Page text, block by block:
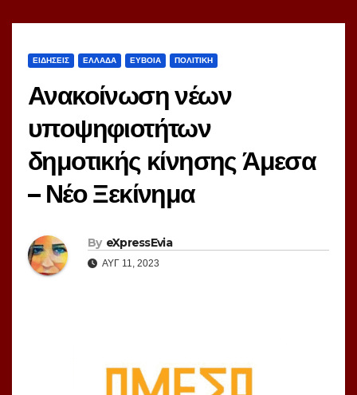
ΕΙΔΗΣΕΙΣ ΕΛΛΑΔΑ ΕΥΒΟΙΑ ΠΟΛΙΤΙΚΗ
Ανακοίνωση νέων
υποψηφιοτήτων
δημοτικής κίνησης Άμεσα
– Νέο Ξεκίνημα
By eXpressEvia
ΑΥΓ 11, 2023